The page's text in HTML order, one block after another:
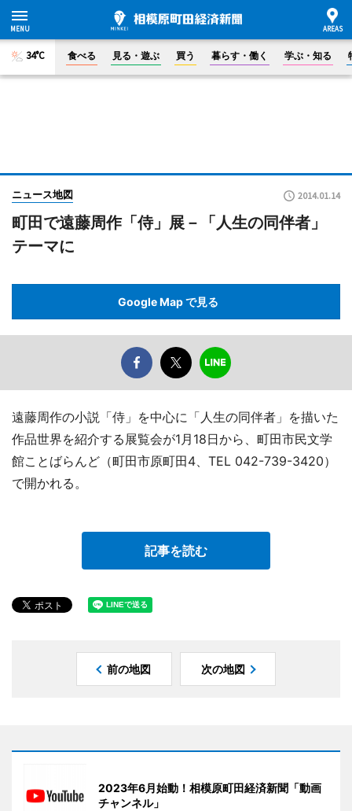
34°C 食べる 見る・遊ぶ 買う 暮らす・働く 学ぶ・知る
ニュース地図 2014.01.14
町田で遠藤周作「侍」展－「人生の同伴者」
テーマに
Google Map で見る
遠藤周作の小説「侍」を中心に「人生の同伴者」を描いた
作品世界を紹介する展覧会が1月18日から、町田市民文学
館ことばらんど（町田市原町田4、TEL 042-739-3420）
で開かれる。
記事を読む
前の地図 次の地図
2023年6月始動！相模原町田経済新聞「動画
チャンネル」